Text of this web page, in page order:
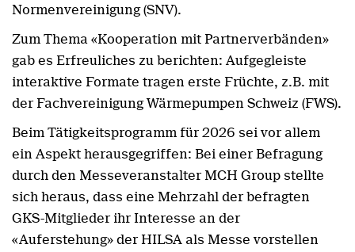
Normenvereinigung (SNV).
Zum Thema «Kooperation mit Partnerverbänden»
gab es Erfreuliches zu berichten: Aufgegleiste
interaktive Formate tragen erste Früchte, z.B. mit
der Fachvereinigung Wärmepumpen Schweiz (FWS).
Beim Tätigkeitsprogramm für 2026 sei vor allem
ein Aspekt herausgegriffen: Bei einer Befragung
durch den Messeveranstalter MCH Group stellte
sich heraus, dass eine Mehrzahl der befragten
GKS-Mitglieder ihr Interesse an der
«Auferstehung» der HILSA als Messe vorstellen